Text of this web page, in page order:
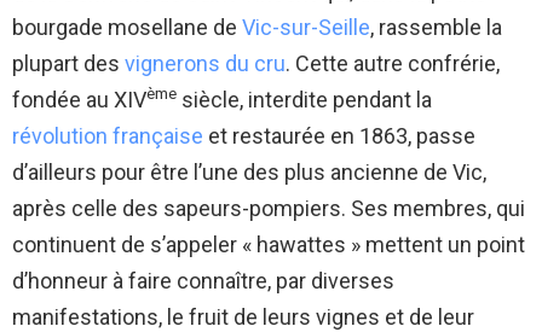
bourgade mosellane de Vic-sur-Seille, rassemble la
plupart des vignerons du cru. Cette autre confrérie,
fondée au XIVème siècle, interdite pendant la
révolution française et restaurée en 1863, passe
d’ailleurs pour être l’une des plus ancienne de Vic,
après celle des sapeurs-pompiers. Ses membres, qui
continuent de s’appeler « hawattes » mettent un point
d’honneur à faire connaître, par diverses
manifestations, le fruit de leurs vignes et de leur